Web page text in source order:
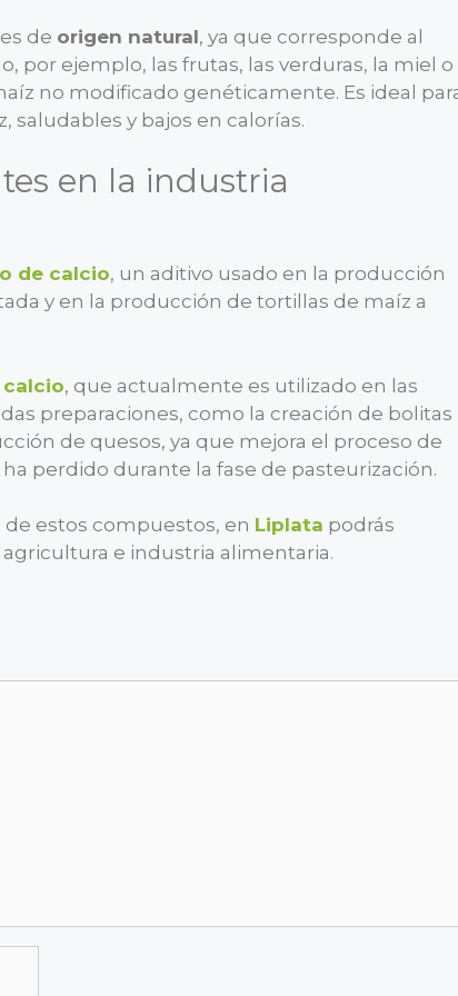
de origen natural, ya que corresponde al
por ejemplo, las frutas, las verduras, la miel o
no modificado genéticamente. Es ideal
saludables y bajos en calorías.
en la industria
de calcio, un aditivo usado en la producción
y en la producción de tortillas de maíz a
, que actualmente es utilizado en las
preparaciones, como la creación de bolitas
de quesos, ya que mejora el proceso de
perdido durante la fase de pasteurización.
estos compuestos, en Liplata podrás
e industria alimentaria.